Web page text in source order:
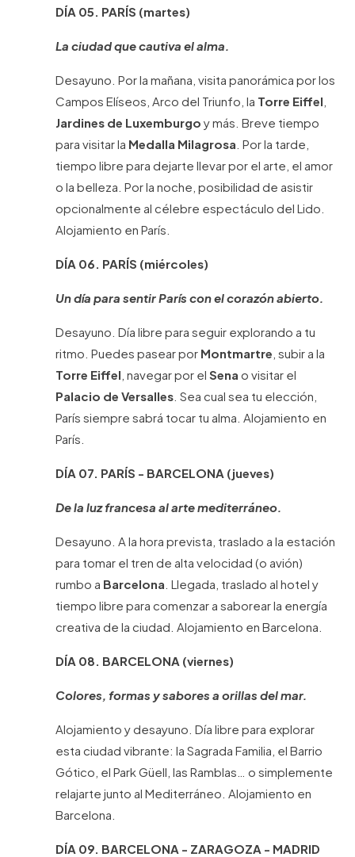
DÍA 05. PARÍS (martes)
La ciudad que cautiva el alma.
Desayuno. Por la mañana, visita panorámica por los
Campos Elíseos, Arco del Triunfo, la Torre Eiffel
Jardines de Luxemburgo y más. Breve tiempo
para visitar la Medalla Milagrosa . Por la tarde,
tiempo libre para dejarte llevar por el arte, el amor
o la belleza. Por la noche, posibilidad de asistir
opcionalmente al célebre espectáculo del Lido.
Alojamiento en París.
DÍA 06. PARÍS (miércoles)
Un día para sentir París con el corazón abierto.
Desayuno. Día libre para seguir explorando a tu
ritmo. Puedes pasear por Montmartre , subir a la
Torre Eiffel , navegar por el Sena o visitar el
Palacio de Versalles . Sea cual sea tu elección,
París siempre sabrá tocar tu alma. Alojamiento en
París.
DÍA 07. PARÍS - BARCELONA (jueves)
De la luz francesa al arte mediterráneo.
Desayuno. A la hora prevista, traslado a la estación
para tomar el tren de alta velocidad (o avión)
rumbo a Barcelona . Llegada, traslado al hotel y
tiempo libre para comenzar a saborear la energía
creativa de la ciudad. Alojamiento en Barcelona.
DÍA 08. BARCELONA (viernes)
Colores, formas y sabores a orillas del mar.
Alojamiento y desayuno. Día libre para explorar
esta ciudad vibrante: la Sagrada Familia, el Barrio
Gótico, el Park Güell, las Ramblas… o simplemente
relajarte junto al Mediterráneo. Alojamiento en
Barcelona.
DÍA 09. BARCELONA - ZARAGOZA - MADRID